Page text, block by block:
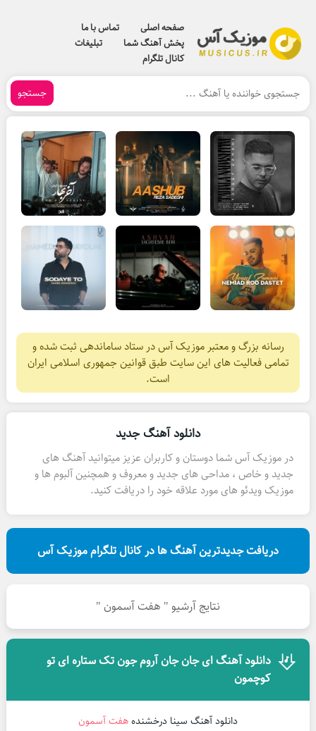
صفحه اصلی
تماس با ما
پخش آهنگ شما
تبلیغات
کانال تلگرام
جستجو
رسانه بزرگ و معتبر موزیک آس در ستاد ساماندهی ثبت شده و
تمامی فعالیت های این سایت طبق قوانین جمهوری اسلامی ایران
است.
دانلود آهنگ جدید
در موزیک آس شما دوستان و کاربران عزیز میتوانید آهنگ های
جدید و خاص ، مداحی های جدید و معروف و همچنین آلبوم ها و
موزیک ویدئو های مورد علاقه خود را دریافت کنید.
دریافت جدیدترین آهنگ ها در کانال تلگرام موزیک آس
نتایج آرشیو " هفت آسمون "
دانلود آهنگ ای جان جان آروم جون تک ستاره ای تو
کوچمون
دانلود آهنگ سینا درخشندههفت آسمون